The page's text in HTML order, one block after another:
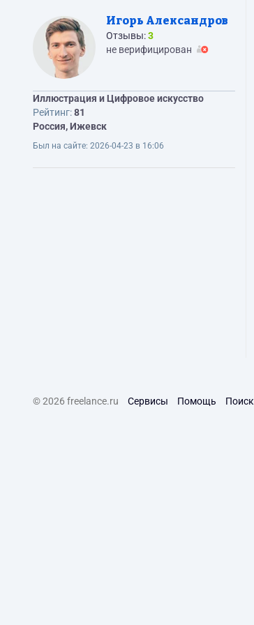
Игорь Александров
Отзывы:3
не верифицирован
Иллюстрация и Цифровое искусство
Рейтинг:81
Россия, Ижевск
Был на сайте: 2026-04-23 в 16:06
© 2026 freelance.ru Сервисы Помощь Поиск